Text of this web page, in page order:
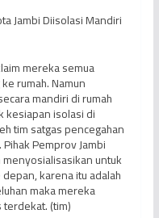
Jambi Diisolasi Mandiri
mereka semua
rumah. Namun
mandiri di rumah
kesiapan isolasi di
tim satgas pencegahan
Pemprov Jambi
untuk
karena itu adalah
maka mereka
(tim)